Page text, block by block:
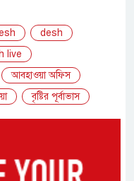
desh
live
আবহাওয়া অফিস
বৃষ্টির পূর্বাভাস